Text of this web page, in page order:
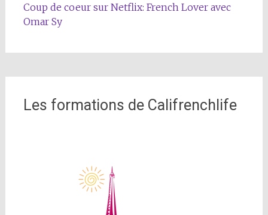
Coup de coeur sur Netflix: French Lover avec
Omar Sy
Les formations de Califrenchlife